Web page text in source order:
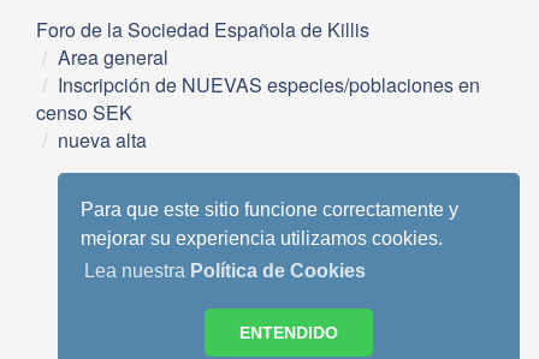
Para que este sitio funcione correctamente y
mejorar su experiencia utilizamos cookies.
Lea nuestra Política de Cookies
ENTENDIDO
Foro de la Sociedad Española de Killis
Area general
Inscripción de NUEVAS especies/poblaciones en
censo SEK
nueva alta
SimplePortal 2.3.6 © 2008-2014, SimplePortal